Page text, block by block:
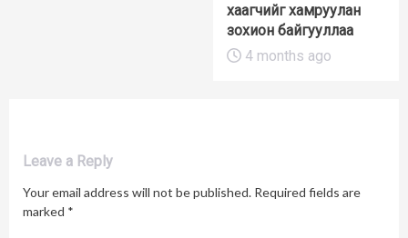
хаагчийг хамруулан
зохион байгууллаа
4 months ago
Leave a Reply
Your email address will not be published. Required fields are
marked *